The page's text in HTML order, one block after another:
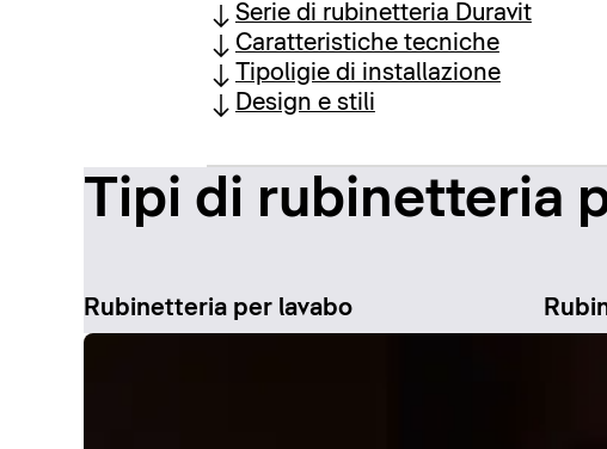
Serie di rubinetteria Duravit
Caratteristiche tecniche
Tipoligie di installazione
Design e stili
Tipi di rubinetteria
Rubinetteria per lavabo